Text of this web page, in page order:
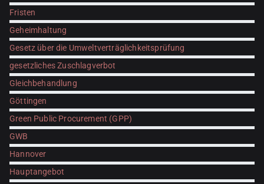
Fristen
Geheimhaltung
Gesetz über die Umweltverträglichkeitsprüfung
gesetzliches Zuschlagverbot
Gleichbehandlung
Göttingen
Green Public Procurement (GPP)
GWB
Hannover
Hauptangebot